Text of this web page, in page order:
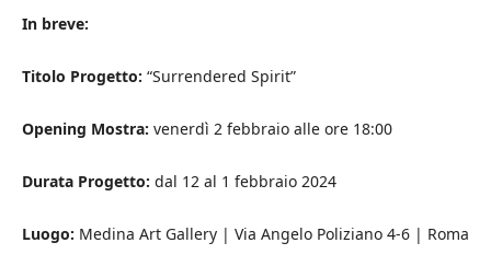
In breve:
Titolo Progetto: “Surrendered Spirit”
Opening Mostra: venerdì 2 febbraio alle ore 18:00
Durata Progetto: dal 12 al 1 febbraio 2024
Luogo: Medina Art Gallery | Via Angelo Poliziano 4-6 | Roma